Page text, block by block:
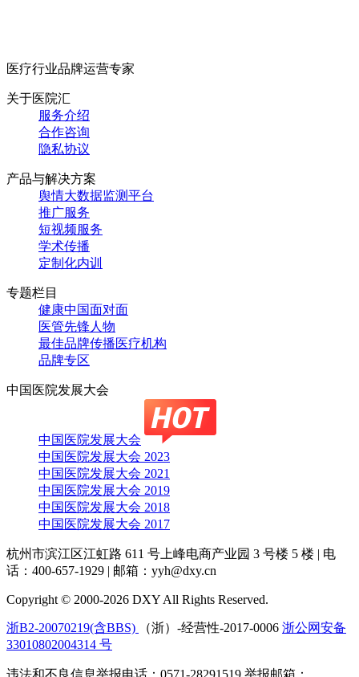
医疗行业品牌运营专家
关于医院汇
服务介绍
合作咨询
隐私协议
产品与解决方案
舆情大数据监测平台
推广服务
短视频服务
学术传播
定制化内训
专题栏目
健康中国面对面
医管先锋人物
最佳品牌传播医疗机构
品牌专区
中国医院发展大会
中国医院发展大会
中国医院发展大会 2023
中国医院发展大会 2021
中国医院发展大会 2019
中国医院发展大会 2018
中国医院发展大会 2017
杭州市滨江区江虹路 611 号上峰电商产业园 3 号楼 5 楼 | 电
话：400-657-1929 | 邮箱：yyh@dxy.cn
Copyright © 2000-2026 DXY All Rights Reserved.
浙B2-20070219(含BBS) （浙）-经营性-2017-0006 浙公网安备
33010802004314 号